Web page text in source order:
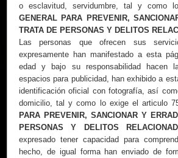
o esclavitud, servidumbre, tal y como
GENERAL PARA PREVENIR,
TRATA DE PERSONAS Y DELITOS
Las personas que ofrecen sus
expresamente han manifestado a esta
edad y bajo su responsabilidad hacen
espacios para publicidad, han exhibido a
identificación oficial con fotografía, así
domicilio, tal y como lo exige el articulo
PARA PREVENIR, SANCIONAR Y
PERSONAS Y DELITOS
expresado tener capacidad para
hecho, de igual forma han enviado de